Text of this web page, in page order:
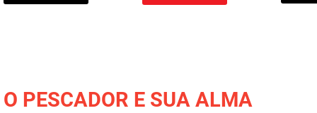
O PESCADOR E SUA ALMA